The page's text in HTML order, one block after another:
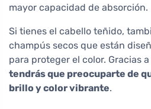
mayor capacidad de absorción.
Si tienes el cabello teñido,
champús secos que están
para proteger el color. Gracias
tendrás que preocuparte de
brillo y color vibrante.